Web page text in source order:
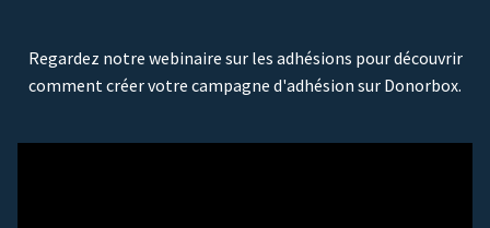
Regardez notre webinaire sur les adhésions pour découvrir
comment créer votre campagne d'adhésion sur Donorbox.